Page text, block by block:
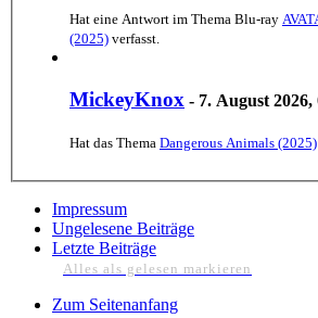
Hat eine Antwort im Thema Blu-ray
(2025) verfasst.
MickeyKnox - 7. August 2026,
Hat das Thema Dangerous Animals (2025)
Impressum
Ungelesene Beiträge
Letzte Beiträge
Alles als gelesen markieren
Zum Seitenanfang